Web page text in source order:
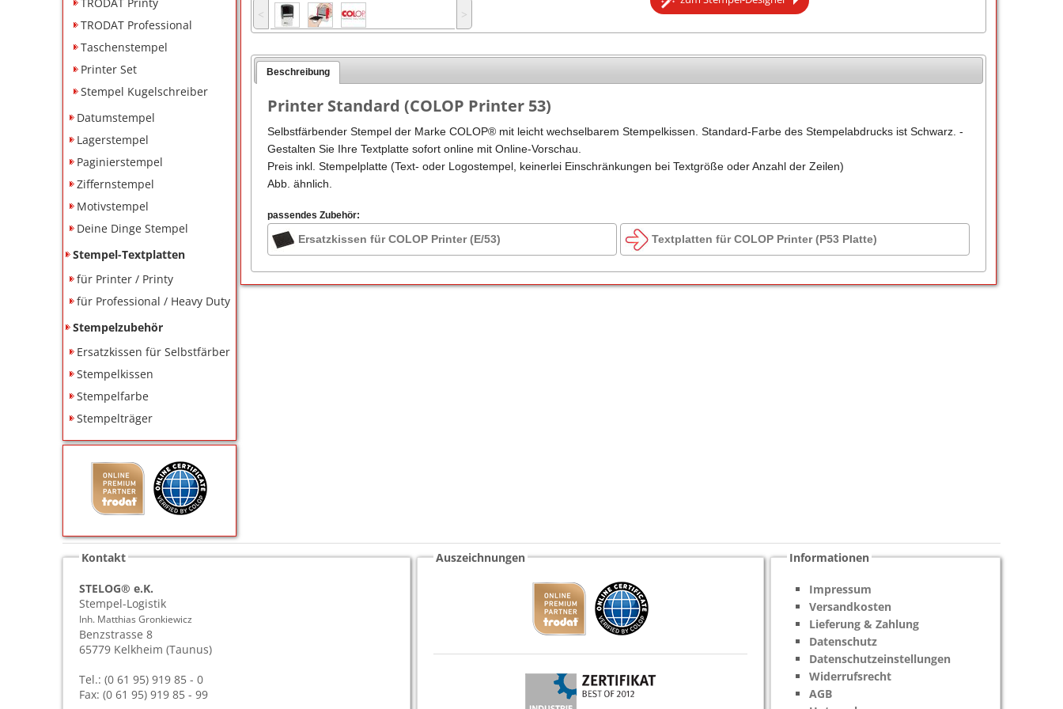
Stempel Kugelschreiber
Taucherstempel
Geocaching-Stempel
Lehrerstempel
Kinderstempel
TRODAT Professional
Taschenstempel
Printer Set
Stempel Kugelschreiber
Datumstempel
Lagerstempel
Paginierstempel
Ziffernstempel
Motivstempel
Deine Dinge Stempel
Stempel-Textplatten
für Printer / Printy
für Professional / Heavy Duty
Stempelzubehör
Ersatzkissen für Selbstfärber
Stempelkissen
Stempelfarbe
Stempelträger
˂ ˃
Beschreibung
Printer Standard (COLOP Printer 53)
Selbstfärbender Stempel der Marke COLOP® mit leicht wechselbarem Stempelkissen. Standard-Farbe des Stempelabdrucks ist Schwarz. -
Gestalten Sie Ihre Textplatte sofort online mit Online-Vorschau.
Preis inkl. Stempelplatte (Text- oder Logostempel, keinerlei Einschränkungen bei Textgröße oder Anzahl der Zeilen)
Abb. ähnlich.
passendes Zubehör:
Ersatzkissen für COLOP Printer (E/53) Textplatten für COLOP Printer (P53 Platte)
Kontakt
STELOG® e.K.
Stempel-Logistik
Inh. Matthias Gronkiewicz
Benzstrasse 8
65779 Kelkheim (Taunus)
Tel.: (0 61 95) 919 85 - 0
Fax: (0 61 95) 919 85 - 99
Auszeichnungen Informationen
Impressum
Versandkosten
Lieferung & Zahlung
Datenschutz
Datenschutzeinstellungen
Widerrufsrecht
AGB